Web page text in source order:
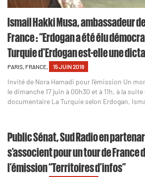
Ismail Hakki Musa, ambassadeur
France : “Erdogan a été élu
Turquie d'Erdogan est-elle une
PARIS, FRANCE, 15 JUIN 2018
Invité de Nora Hamadi pour l’émission Un
le dimanche 17 juin à 00h30 et à 11h, à la
documentaire La Turquie selon Erdogan,
Public Sénat, Sud Radio en
s’associent pour un tour de France
l’émission “Territoires d’infos”